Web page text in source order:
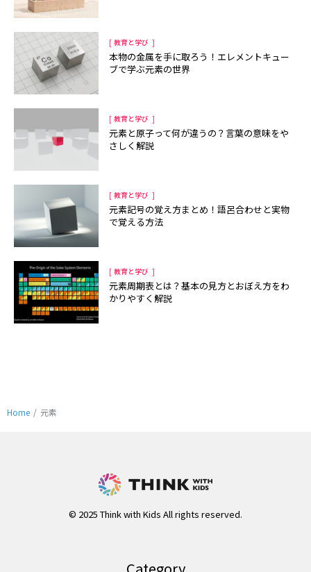
[ 教育と学び ]
本物の金属を手に取ろう！エレメントキュー
ブで学ぶ元素の世界
[ 教育と学び ]
元素と原子って何が違うの？言葉の意味をや
さしく解説
[ 教育と学び ]
元素記号の覚え方まとめ！語呂合わせと実物
で覚える方法
[ 教育と学び ]
元素周期表とは？基本の見方とおぼえ方をわ
かりやすく解説
Home / 元素
© 2025 Think with Kids All rights reserved.